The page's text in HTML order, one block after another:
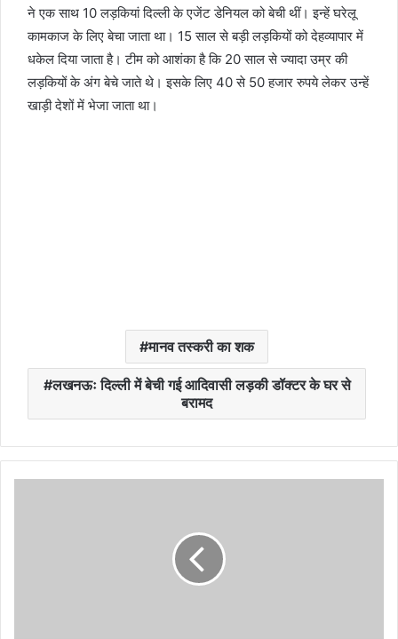
ने एक साथ 10 लड़कियां दिल्ली के एजेंट डेनियल को बेची थीं। इन्हें घरेलू
कामकाज के लिए बेचा जाता था। 15 साल से बड़ी लड़कियों को देहव्यापार में
धकेल दिया जाता है। टीम को आशंका है कि 20 साल से ज्यादा उम्र की
लड़कियों के अंग बेचे जाते थे। इसके लिए 40 से 50 हजार रुपये लेकर उन्हें
खाड़ी देशों में भेजा जाता था।
मानव तस्करी का शक
लखनऊः दिल्ली में बेची गई आदिवासी लड़की डॉक्टर के घर से
बरामद